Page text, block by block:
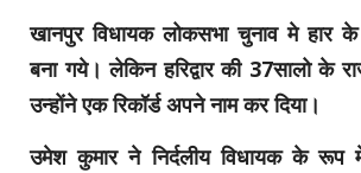
खानपुर विधायक लोकसभा चुनाव मे हार के
बना गये। लेकिन हरिद्वार की 37सालो के
उन्होंने एक रिकॉर्ड अपने नाम कर दिया।
उमेश कुमार ने निर्दलीय विधायक के रूप